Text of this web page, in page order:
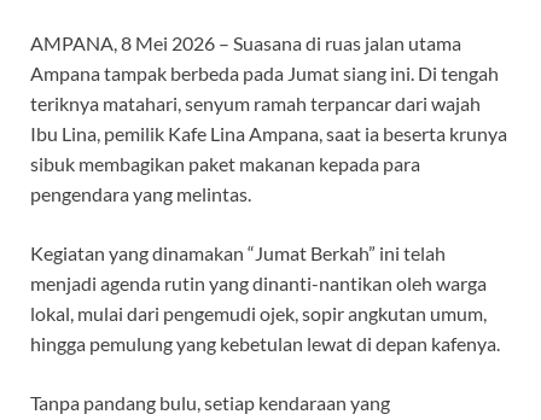
b
o
o
k
s
A
p
p
gr
a
m
a
ds
AMPANA, 8 Mei 2026 – Suasana di ruas jalan utama
Ampana tampak berbeda pada Jumat siang ini. Di tengah
teriknya matahari, senyum ramah terpancar dari wajah
Ibu Lina, pemilik Kafe Lina Ampana, saat ia beserta krunya
sibuk membagikan paket makanan kepada para
pengendara yang melintas.
Kegiatan yang dinamakan “Jumat Berkah” ini telah
menjadi agenda rutin yang dinanti-nantikan oleh warga
lokal, mulai dari pengemudi ojek, sopir angkutan umum,
hingga pemulung yang kebetulan lewat di depan kafenya.
Tanpa pandang bulu, setiap kendaraan yang